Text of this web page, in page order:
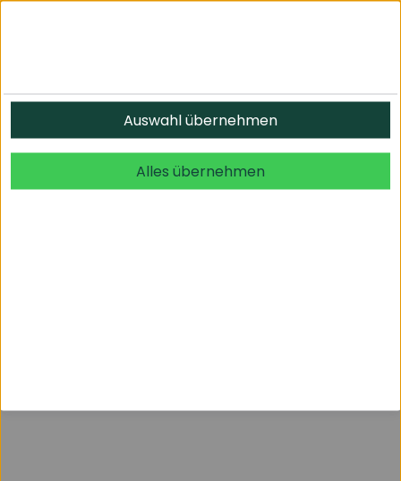
© 2026 undefined. alle Rechte vorbehalten.
Auswahl übernehmen
Alles übernehmen